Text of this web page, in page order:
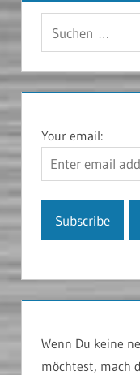
Your email:
Wenn Du keine
möchtest, mach